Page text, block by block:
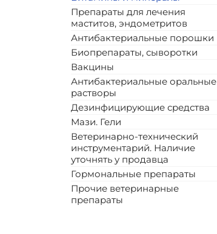
Препараты для лечения
маститов, эндометритов
Антибактериальные порошки
Биопрепараты, сыворотки
Вакцины
Антибактериальные оральные
растворы
Дезинфицирующие средства
Мази. Гели
Ветеринарно-технический
инструментарий. Наличие
уточнять у продавца
Гормональные препараты
Прочие ветеринарные
препараты